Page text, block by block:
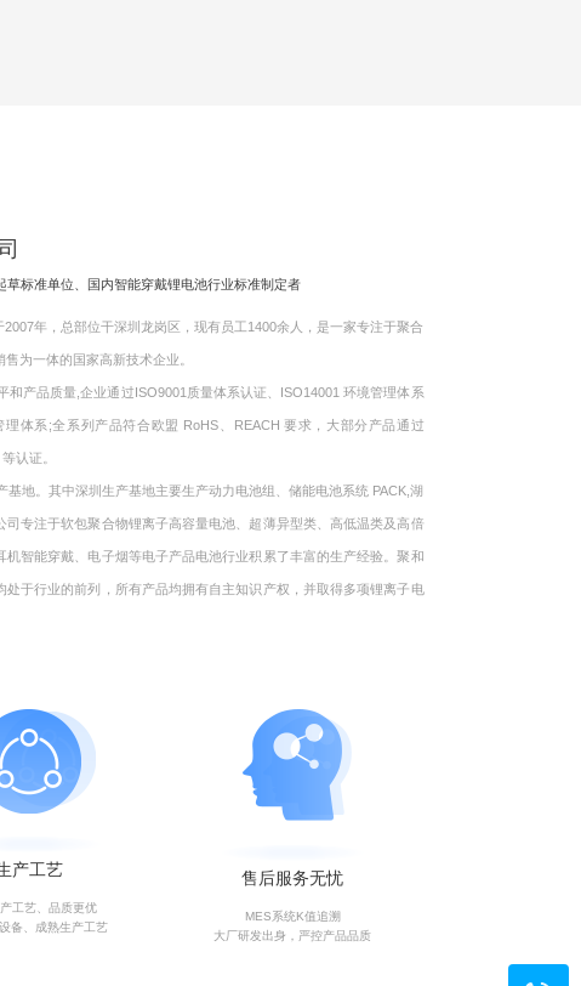
草标准单位、国内智能穿戴锂电池行业标准制定者
年，总部位干深圳龙岗区，现有员工1400余人，是一家专注于聚合
为一体的国家高新技术企业。
产品质量,企业通过ISO9001质量体系认证、ISO14001 环境管理体系
理体系;全系列产品符合欧盟 RoHS、REACH 要求，大部分产品通过
认证。
。其中深圳生产基地主要生产动力电池组、储能电池系统 PACK,湖
专注于软包聚合物锂离子高容量电池、超薄异型类、高低温类及高倍
智能穿戴、电子烟等电子产品电池行业积累了丰富的生产经验。聚和
处于行业的前列，所有产品均拥有自主知识产权，并取得多项锂离子电
产工艺
工艺、品质更优
备、成熟生产工艺
售后服务无忧
MES系统K值追溯
大厂研发出身，严控产品品质